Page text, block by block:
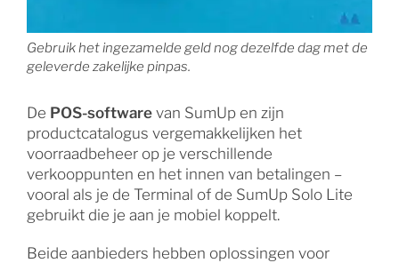
Gebruik het ingezamelde geld nog dezelfde dag met de
geleverde zakelijke pinpas.
De POS-softwarevan SumUp en zijn
productcatalogus vergemakkelijken het
voorraadbeheer op je verschillende
verkooppunten en het innen van betalingen –
vooral als je de Terminal of de SumUp Solo Lite
gebruikt die je aan je mobiel koppelt.
Beide aanbieders hebben oplossingen voor